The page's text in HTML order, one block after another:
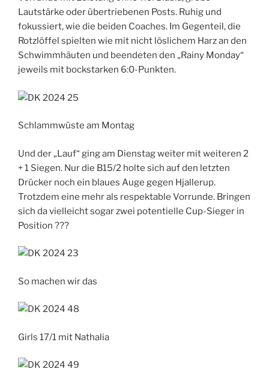
Lautstärke oder übertriebenen Posts. Ruhig und
fokussiert, wie die beiden Coaches. Im Gegenteil, die
Rotzlöffel spielten wie mit nicht löslichem Harz an den
Schwimmhäuten und beendeten den „Rainy Monday“
jeweils mit bockstarken 6:0-Punkten.
Schlammwüste am Montag
Und der „Lauf“ ging am Dienstag weiter mit weiteren 2
+ 1 Siegen. Nur die B15/2 holte sich auf den letzten
Drücker noch ein blaues Auge gegen Hjallerup.
Trotzdem eine mehr als respektable Vorrunde. Bringen
sich da vielleicht sogar zwei potentielle Cup-Sieger in
Position ???
So machen wir das
Girls 17/1 mit Nathalia